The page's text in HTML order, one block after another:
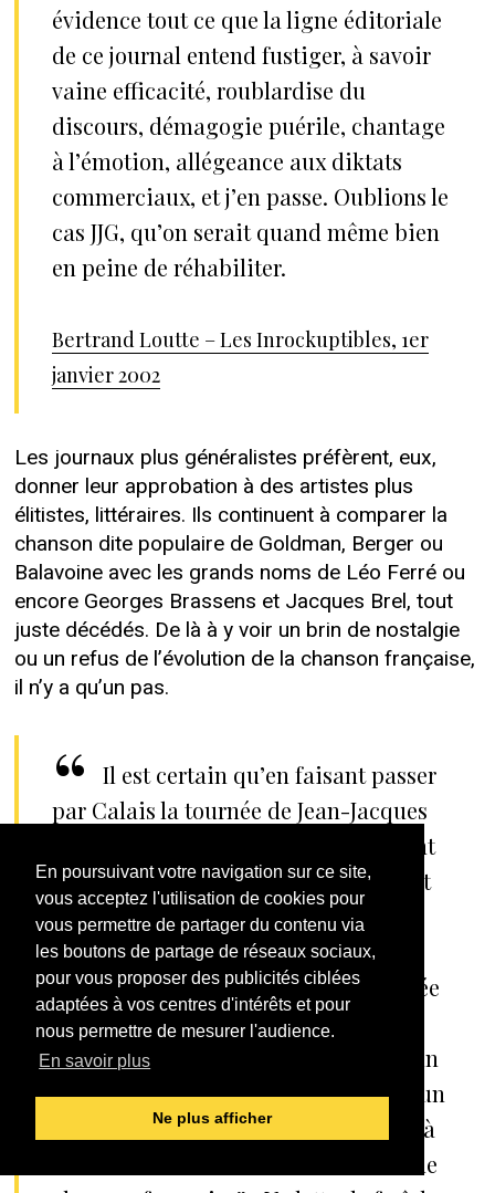
En poursuivant votre navigation sur ce site,
vous acceptez l'utilisation de cookies pour
vous permettre de partager du contenu via
les boutons de partage de réseaux sociaux,
pour vous proposer des publicités ciblées
adaptées à vos centres d'intérêts et pour
nous permettre de mesurer l'audience.
En savoir plus
Ne plus afficher
évidence tout ce que la ligne éditoriale
de ce journal entend fustiger, à savoir
vaine efficacité, roublardise du
discours, démagogie puérile, chantage
à l’émotion, allégeance aux diktats
commerciaux, et j’en passe. Oublions le
cas JJG, qu’on serait quand même bien
en peine de réhabiliter.
Bertrand Loutte – Les Inrockuptibles, 1er
janvier 2002
Les journaux plus généralistes préfèrent, eux,
donner leur approbation à des artistes plus
élitistes, littéraires. Ils continuent à comparer la
chanson dite populaire de Goldman, Berger ou
Balavoine avec les grands noms de Léo Ferré ou
encore Georges Brassens et Jacques Brel, tout
juste décédés. De là à y voir un brin de nostalgie
ou un refus de l’évolution de la chanson française,
il n’y a qu’un pas.
Il est certain qu’en faisant passer
par Calais la tournée de Jean-Jacques
Goldman, le Centre de développement
culturel a ciblé un public qui ne vient
jamais au théâtre : celui des jeunes
filles qui préfèrent rêver à la lecture
des anecdotes intimes sur la vie privée
de leurs vedettes plutôt que de
s’enrichir l’esprit… Il est évident qu’un
concert Goldman n’est pas fait pour un
théâtre où nous étions plus habitués à
aller entendre la traditionnelle “bonne